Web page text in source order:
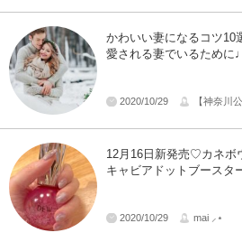
かわいい妻になるコツ
愛される妻でいるために♩
2020/10/29 【神奈川
12月16日新発売♡カネボ
キャビアドットブースタ
2020/10/29 mai ⸝⋆